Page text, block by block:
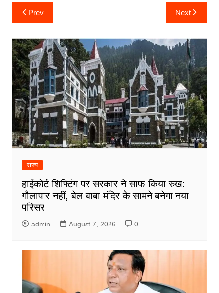
Post
navigation
Prev Next
राज्य
हाईकोर्ट शिफ्टिंग पर सरकार ने साफ किया रुख:
गौलापार नहीं, बेल बाबा मंदिर के सामने बनेगा नया
परिसर
admin August 7, 2026 0